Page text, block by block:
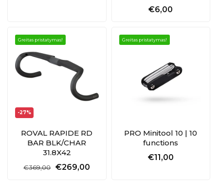
€6,00
-27%
Greitas pristatymas!
ROVAL RAPIDE RD
BAR BLK/CHAR
31.8X42
€369,00 €269,00
Greitas pristatymas!
PRO Minitool 10 | 10
functions
€11,00